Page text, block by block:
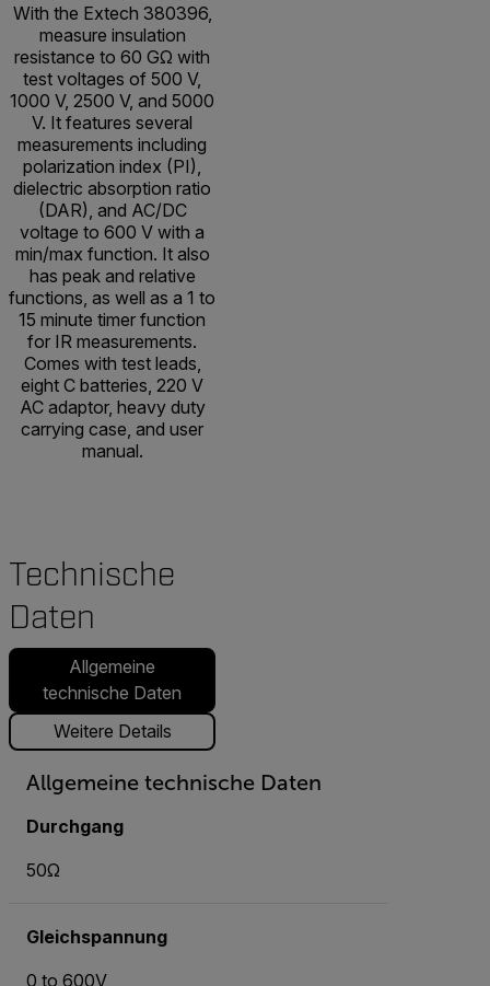
With the Extech 380396,
measure insulation
resistance to 60 GΩ with
test voltages of 500 V,
1000 V, 2500 V, and 5000
V. It features several
measurements including
polarization index (PI),
dielectric absorption ratio
(DAR), and AC/DC
voltage to 600 V with a
min/max function. It also
has peak and relative
functions, as well as a 1 to
15 minute timer function
for IR measurements.
Comes with test leads,
eight C batteries, 220 V
AC adaptor, heavy duty
carrying case, and user
manual.
Technische
Daten
Allgemeine
technische Daten
Weitere Details
Allgemeine technische Daten
Durchgang
50Ω
Gleichspannung
0 to 600V